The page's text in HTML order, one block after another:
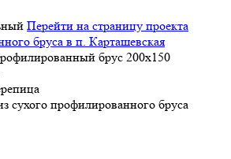
Перейти на страницу проекта
бруса в п. Карташевская
брус 200х150
сухого профилированного бруса